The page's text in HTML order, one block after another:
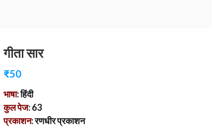
गीता सार
₹50
भाषा: हिंदी
कुल पेज: 63
प्रकाशन: रणधीर प्रकाशन